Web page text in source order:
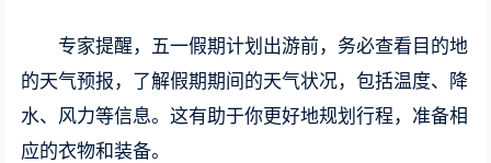
专家提醒，五一假期计划出游前，务必查看目的地
的天气预报，了解假期期间的天气状况，包括温度、降
水、风力等信息。这有助于你更好地规划行程，准备相
应的衣物和装备。